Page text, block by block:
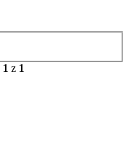
1 z 1